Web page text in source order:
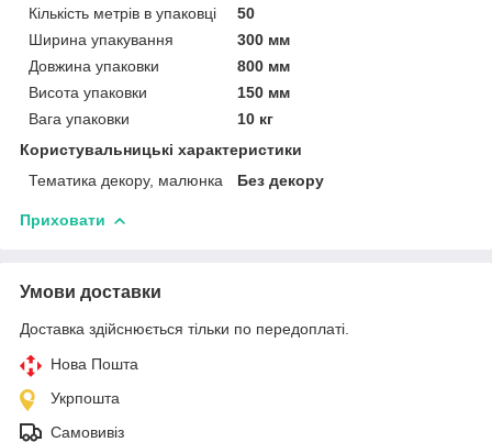
Кількість метрів в упаковці
50
Ширина упакування
300 мм
Довжина упаковки
800 мм
Висота упаковки
150 мм
Вага упаковки
10 кг
Користувальницькі характеристики
Тематика декору, малюнка
Без декору
Приховати
Умови доставки
Доставка здійснюється тільки по передоплаті.
Нова Пошта
Укрпошта
Самовивіз